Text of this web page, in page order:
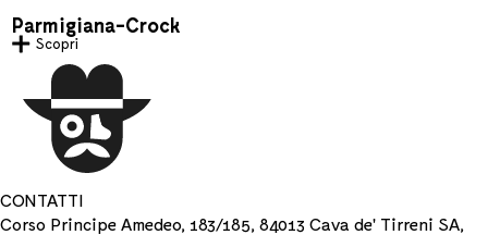
Parmigiana-Crock
Scopri
CONTATTI
Corso Principe Amedeo, 183/185, 84013 Cava de' Tirreni SA,